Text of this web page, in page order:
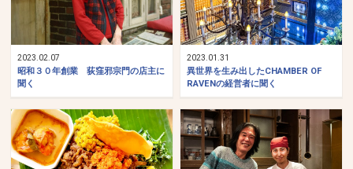
2023.02.07
昭和３０年創業 荻窪邪宗門の店主に
聞く
2023.01.31
異世界を生み出したCHAMBER OF
RAVENの経営者に聞く